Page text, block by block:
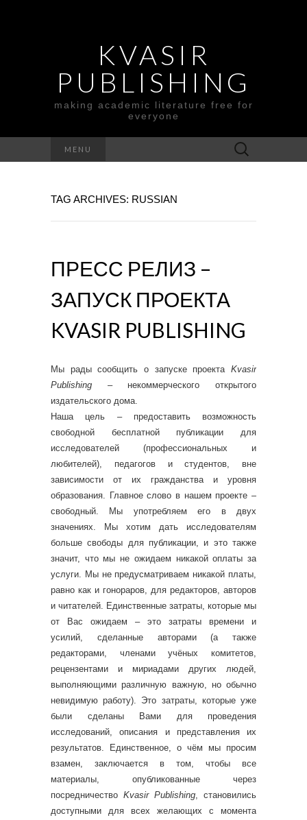
KVASIR
PUBLISHING
making academic literature free for
everyone
MENU
Search
for:
TAG ARCHIVES: RUSSIAN
ПРЕСС РЕЛИЗ –
ЗАПУСК ПРОЕКТА
KVASIR PUBLISHING
Мы рады сообщить о запуске проекта Kvasir
Publishing – некоммерческого открытого
издательского дома.
Наша цель – предоставить возможность
свободной бесплатной публикации для
исследователей (профессиональных и
любителей), педагогов и студентов, вне
зависимости от их гражданства и уровня
образования. Главное слово в нашем проекте –
свободный. Мы употребляем его в двух
значениях. Мы хотим дать исследователям
больше свободы для публикации, и это также
значит, что мы не ожидаем никакой оплаты за
услуги. Мы не предусматриваем никакой платы,
равно как и гонораров, для редакторов, авторов
и читателей. Единственные затраты, которые мы
от Вас ожидаем – это затраты времени и
усилий, сделанные авторами (а также
редакторами, членами учёных комитетов,
рецензентами и мириадами других людей,
выполняющими различную важную, но обычно
невидимую работу). Это затраты, которые уже
были сделаны Вами для проведения
исследований, описания и представления их
результатов. Единственное, о чём мы просим
взамен, заключается в том, чтобы все
материалы, опубликованные через
посредничество Kvasir Publishing, становились
доступными для всех желающих с момента